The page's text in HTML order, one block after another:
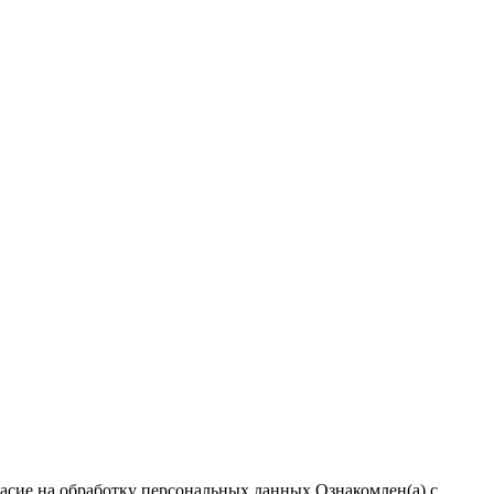
на обработку персональных данных Ознакомлен(а) с